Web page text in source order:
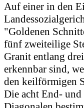
Auf einer in den
"Goldenen
fünf zweiteilige
Granit entlang
erkennbar sind,
den keilförmigen
Die acht End-